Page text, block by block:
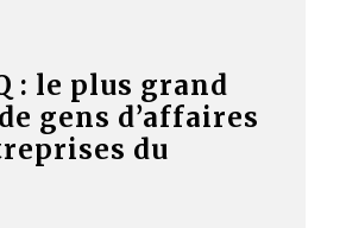
: le plus grand
gens d’affaires
du